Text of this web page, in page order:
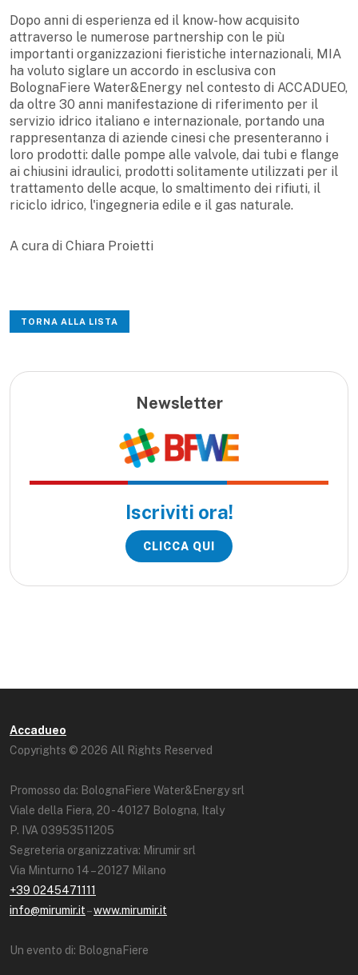
Dopo anni di esperienza ed il know-how acquisito
attraverso le numerose partnership con le più
importanti organizzazioni fieristiche internazionali, MIA
ha voluto siglare un accordo in esclusiva con
BolognaFiere Water&Energy nel contesto di ACCADUEO,
da oltre 30 anni manifestazione di riferimento per il
servizio idrico italiano e internazionale, portando una
rappresentanza di aziende cinesi che presenteranno i
loro prodotti: dalle pompe alle valvole, dai tubi e flange
ai chiusini idraulici, prodotti solitamente utilizzati per il
trattamento delle acque, lo smaltimento dei rifiuti, il
riciclo idrico, l'ingegneria edile e il gas naturale.
A cura di Chiara Proietti
TORNA ALLA LISTA
Newsletter
Iscriviti ora!
CLICCA QUI
Accadueo
Copyrights © 2026 All Rights Reserved
Promosso da: BolognaFiere Water&Energy srl
Viale della Fiera, 20 - 40127 Bologna, Italy
P. IVA 03953511205
Segreteria organizzativa: Mirumir srl
Via Minturno 14 – 20127 Milano
+39 0245471111
info@mirumir.it–www.mirumir.it
Un evento di: BolognaFiere